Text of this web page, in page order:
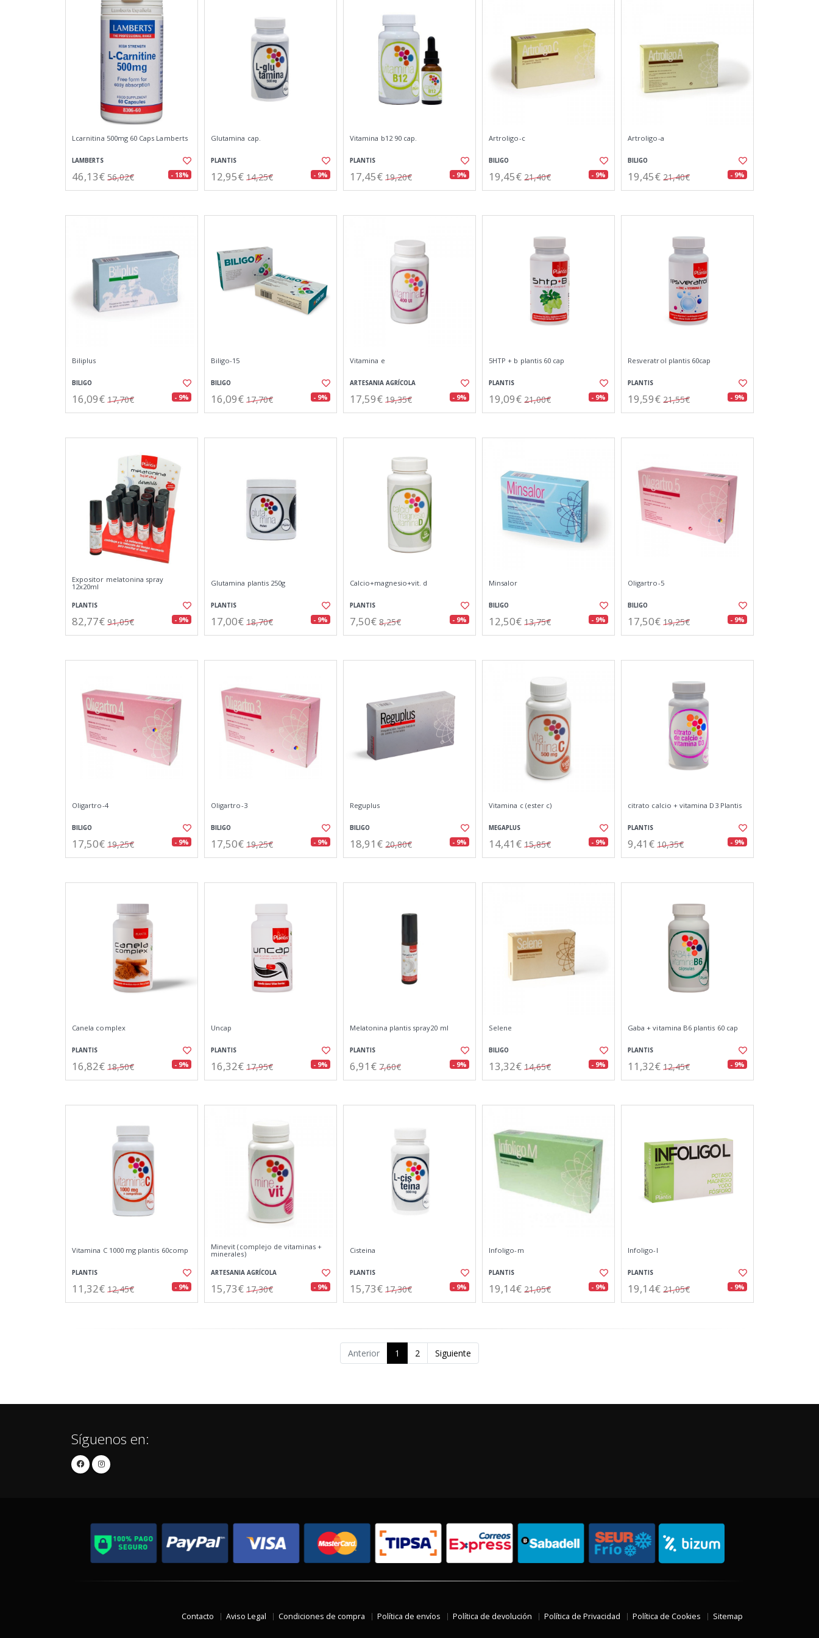
Lcarnitina 500mg 60 Caps Lamberts
LAMBERTS
46,13€ 56,02€ - 18%
Glutamina cap.
PLANTIS
12,95€ 14,25€ - 9%
Vitamina b12 90 cap.
PLANTIS
17,45€ 19,20€ - 9%
Artroligo-c
BILIGO
19,45€ 21,40€ - 9%
Artroligo-a
BILIGO
19,45€ 21,40€ - 9%
Biliplus
BILIGO
16,09€ 17,70€ - 9%
Biligo-15
BILIGO
16,09€ 17,70€ - 9%
Vitamina e
ARTESANIA AGRÍCOLA
17,59€ 19,35€ - 9%
5HTP + b plantis 60 cap
PLANTIS
19,09€ 21,00€ - 9%
Resveratrol plantis 60cap
PLANTIS
19,59€ 21,55€ - 9%
Expositor melatonina spray
12x20ml
PLANTIS
82,77€ 91,05€ - 9%
Glutamina plantis 250g
PLANTIS
17,00€ 18,70€ - 9%
Calcio+magnesio+vit. d
PLANTIS
7,50€ 8,25€ - 9%
Minsalor
BILIGO
12,50€ 13,75€ - 9%
Oligartro-5
BILIGO
17,50€ 19,25€ - 9%
Oligartro-4
BILIGO
17,50€ 19,25€ - 9%
Oligartro-3
BILIGO
17,50€ 19,25€ - 9%
Reguplus
BILIGO
18,91€ 20,80€ - 9%
Vitamina c (ester c)
MEGAPLUS
14,41€ 15,85€ - 9%
citrato calcio + vitamina D3 Plantis
PLANTIS
9,41€ 10,35€ - 9%
Canela complex
PLANTIS
16,82€ 18,50€ - 9%
Uncap
PLANTIS
16,32€ 17,95€ - 9%
Melatonina plantis spray20 ml
PLANTIS
6,91€ 7,60€ - 9%
Selene
BILIGO
13,32€ 14,65€ - 9%
Gaba + vitamina B6 plantis 60 cap
PLANTIS
11,32€ 12,45€ - 9%
Vitamina C 1000 mg plantis 60comp
PLANTIS
11,32€ 12,45€ - 9%
Minevit (complejo de vitaminas +
minerales)
ARTESANIA AGRÍCOLA
15,73€ 17,30€ - 9%
Cisteina
PLANTIS
15,73€ 17,30€ - 9%
Infoligo-m
PLANTIS
19,14€ 21,05€ - 9%
Infoligo-l
PLANTIS
19,14€ 21,05€ - 9%
Anterior 1 2 Siguiente
Síguenos en:
Contacto Aviso Legal Condiciones de compra Política de envíos Política de devolución Política de Privacidad Política de Cookies Sitemap